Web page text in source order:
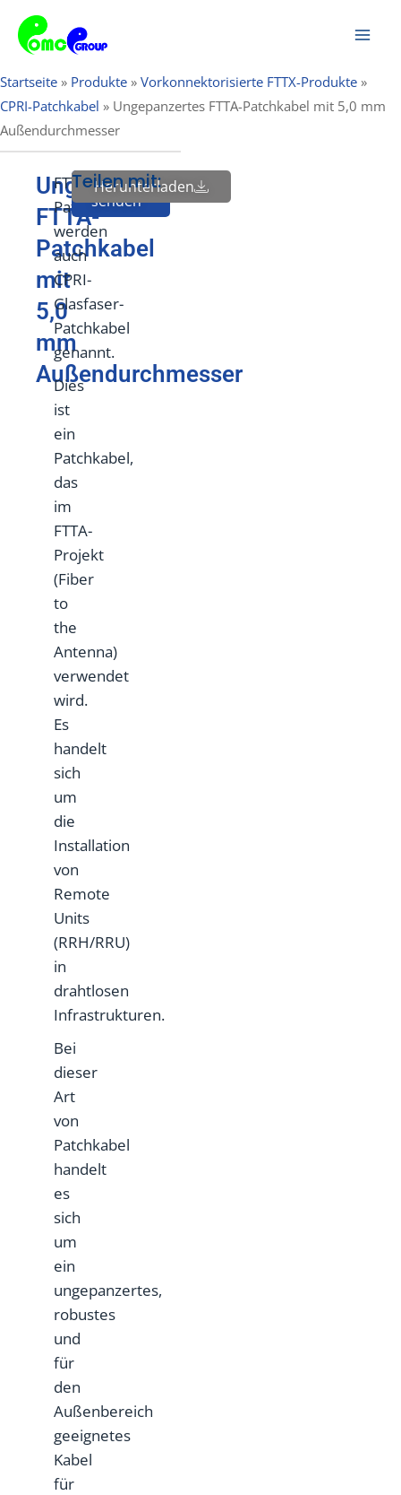
Zum
Inhalt
springen
Startseite » Produkte » Vorkonnektorisierte FTTX-Produkte »
CPRI-Patchkabel » Ungepanzertes FTTA-Patchkabel mit 5,0 mm
Außendurchmesser
Ungepanzertes
FTTA-
Patchkabel
mit
5,0
mm
Außendurchmesser
FTTA-
Patchkabel
werden
auch
CPRI-
Glasfaser-
Patchkabel
genannt.
Dies
ist
ein
Patchkabel,
das
im
FTTA-
Projekt
(Fiber
to
the
Antenna)
verwendet
wird.
Es
handelt
sich
um
die
Installation
von
Remote
Units
(RRH/RRU)
in
drahtlosen
Infrastrukturen.
Bei
dieser
Art
von
Patchkabel
handelt
es
sich
um
ein
ungepanzertes,
robustes
und
für
den
Außenbereich
geeignetes
Kabel
für
Anfrage
senden
Herunterladen
Teilen mit: